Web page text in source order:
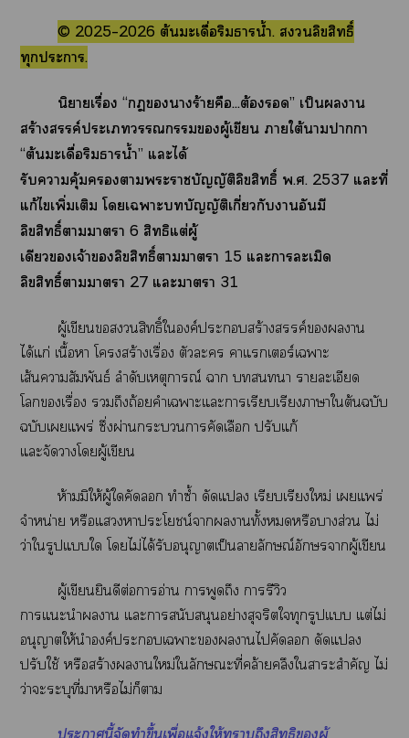
© 2025–2026 ต้นมะเดื่อริมาน้ำ. ลิขสิทธิ์
ทุกะา.
นิยายเรื่อง “าร้ายคือ...ต้อง” เป็นาน
สร้างสรรค์ะเผู้เขียน าใต้าาา
“ต้นมะเดื่อริมาน้ำ” แะได้
รับาคุ้มาะาบัญญัติลิขสิทธิ์ พ.ศ. 2537 แะที่
แก้ไเพิ่มเติม โเาะบัญญัติเกี่ยวกับาอันมี
ลิขสิทธิ์าาา 6 สิทธิแต่ผู้
เดียวเจ้าลิขสิทธิ์าาา 15 แะาละเมิด
ลิขสิทธิ์าาา 27 แะาา 31
ผู้เขียนสิทธิ์ใองค์ะสร้างสรรค์าน
ได้แก่ เนื้อา โสร้างเรื่อง ตัวะ าแเอร์เาะ
เส้นาสัมพันธ์ ลำดับเหตุการณ์ า า รายละเอียด
โเรื่อง ถึงถ้อยคำเาะแะาเรียบเรียงาาใต้นฉบับ
ฉบับเแพร่ ซึ่งผ่านะาคัดเลือก ปรับแก้
แะจัดาโผู้เขียน
ห้ามมิให้ผู้ใคัด ทำซ้ำ ดัดแ เรียบเรียงใหม่ เแพร่
จำหน่าย หรือแาประโยชน์าานทั้งหรือาส่วน ไม่
ว่าใรูปแใ โไม่ได้รับอนุญาตเป็นาลักษณ์อักษราผู้เขียน
ผู้เขียนยินดีต่อาอ่าน าพูดถึง ารีวิว
าแะนำาน แะาสนับสนุนอย่างสุจริตใทุกรูปแ แต่ไม่
อนุญาตให้นำองค์ะเาะานไคัด ดัดแ
ปรับใช้ หรือสร้างานใหม่ใลักษณะที่คล้ายคลึงใาะสำคัญ ไม่
ว่าะระบุที่าหรือไม่ก็า